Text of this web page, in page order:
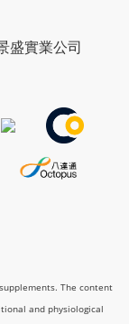
盛實業公司
The content
and physiological